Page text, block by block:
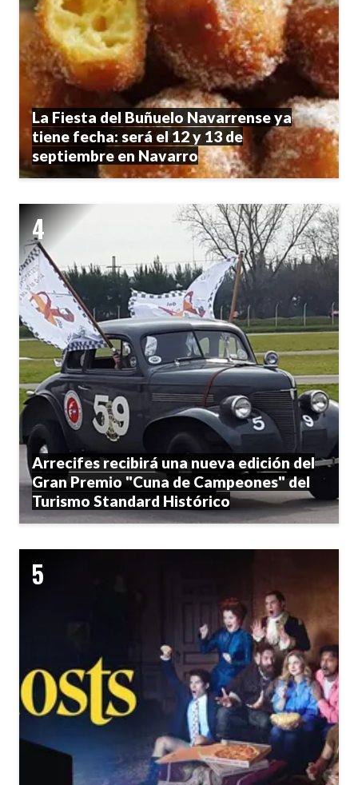
La Fiesta del Buñuelo Navarrense ya
tiene fecha: será el 12 y 13 de
septiembre en Navarro
Arrecifes recibirá una nueva edición del
Gran Premio "Cuna de Campeones" del
Turismo Standard Histórico